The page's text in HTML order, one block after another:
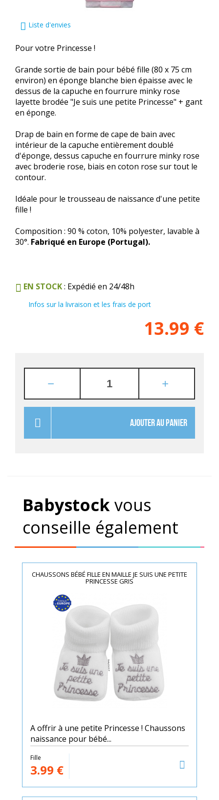
Liste d'envies
Pour votre Princesse !
Grande sortie de bain pour bébé fille (80 x 75 cm
environ) en éponge blanche bien épaisse avec le
dessus de la capuche en fourrure minky rose
layette brodée "Je suis une petite Princesse" + gant
en éponge.
Drap de bain en forme de cape de bain avec
intérieur de la capuche entièrement doublé
d'éponge, dessus capuche en fourrure minky rose
avec broderie rose, biais en coton rose sur tout le
contour.
Idéale pour le trousseau de naissance d'une petite
fille !
Composition : 90 % coton, 10% polyester, lavable à
30°. Fabriqué en Europe (Portugal).
EN STOCK: Expédié en 24/48h
Infos sur la livraison et les frais de port
13.99 €
AJOUTER AU PANIER
Babystockvous
conseille également
CHAUSSONS BÉBÉ FILLE EN MAILLE JE SUIS UNE PETITE
PRINCESSE GRIS
A offrir à une petite Princesse ! Chaussons
naissance pour bébé...
Fille
3.99 €